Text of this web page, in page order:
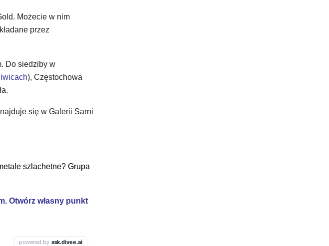
Możecie w nim
przez
Do siedziby w
), Częstochowa
się w Galerii Sarni
szlachetne? Grupa
Otwórz własny punkt